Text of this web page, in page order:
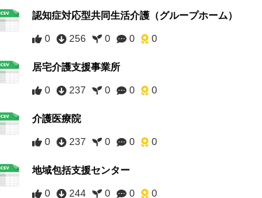
認知症対応型共同生活介護（グループホーム）
0 256 0 0 0
居宅介護支援事業所
0 237 0 0 0
介護医療院
0 237 0 0 0
地域包括支援センター
0 244 0 0 0